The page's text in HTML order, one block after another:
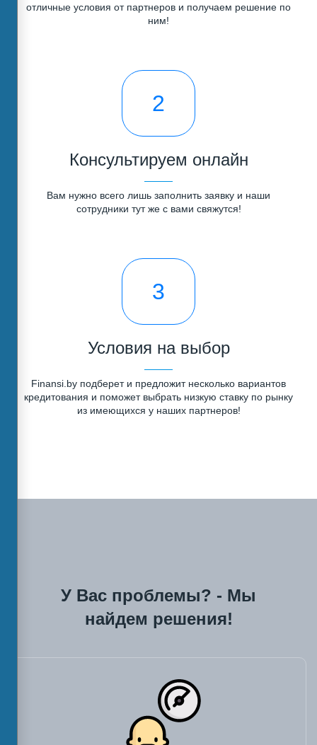
отличные условия от партнеров и получаем решение по
ним!
2
Консультируем онлайн
Вам нужно всего лишь заполнить заявку и наши
сотрудники тут же с вами свяжутся!
3
Условия на выбор
Finansi.by подберет и предложит несколько вариантов
кредитования и поможет выбрать низкую ставку по рынку
из имеющихся у наших партнеров!
У Вас проблемы? - Мы
найдем решения!